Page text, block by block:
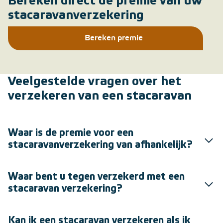
stacaravanverzekering
Bereken premie
Veelgestelde vragen over het
verzekeren van een stacaravan
Waar is de premie voor een
stacaravanverzekering van afhankelijk?
Waar bent u tegen verzekerd met een
stacaravan verzekering?
Kan ik een stacaravan verzekeren als ik